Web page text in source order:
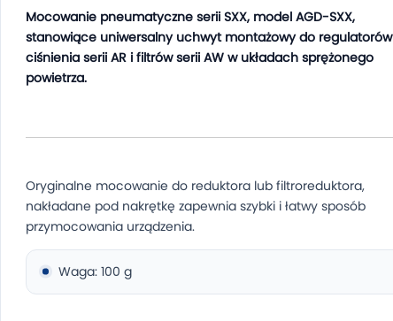
Mocowanie pneumatyczne serii SXX, model AGD-SXX,
stanowiące uniwersalny uchwyt montażowy do regulatorów
ciśnienia serii AR i filtrów serii AW w układach sprężonego
powietrza.
Oryginalne mocowanie do reduktora lub filtroreduktora,
nakładane pod nakrętkę zapewnia szybki i łatwy sposób
przymocowania urządzenia.
Waga: 100 g